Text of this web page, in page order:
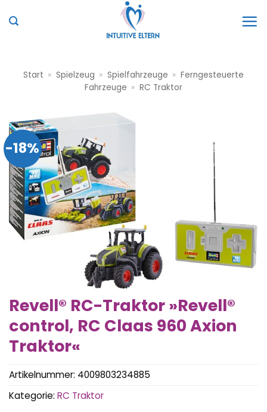
Inhalt
Start » Spielzeug » Spielfahrzeuge » Ferngesteuerte
Fahrzeuge » RC Traktor
-18%
Revell® RC-Traktor »Revell®
control, RC Claas 960 Axion
Traktor«
Artikelnummer: 4009803234885
Kategorie: RC Traktor